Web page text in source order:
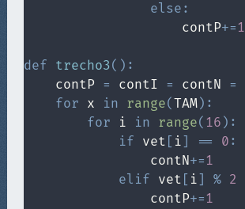
else :
                    contP
+=1
def trecho3( ) :
    contP
= contI = contN =
for x in range(TAM ) :
for i in range( 16 ) :
if vet i == 0 :
                contN
+=1
elif vet i % 2
                contP
+=1